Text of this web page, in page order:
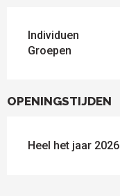
Individuen
Groepen
OPENINGSTIJDEN
Heel het jaar 2026